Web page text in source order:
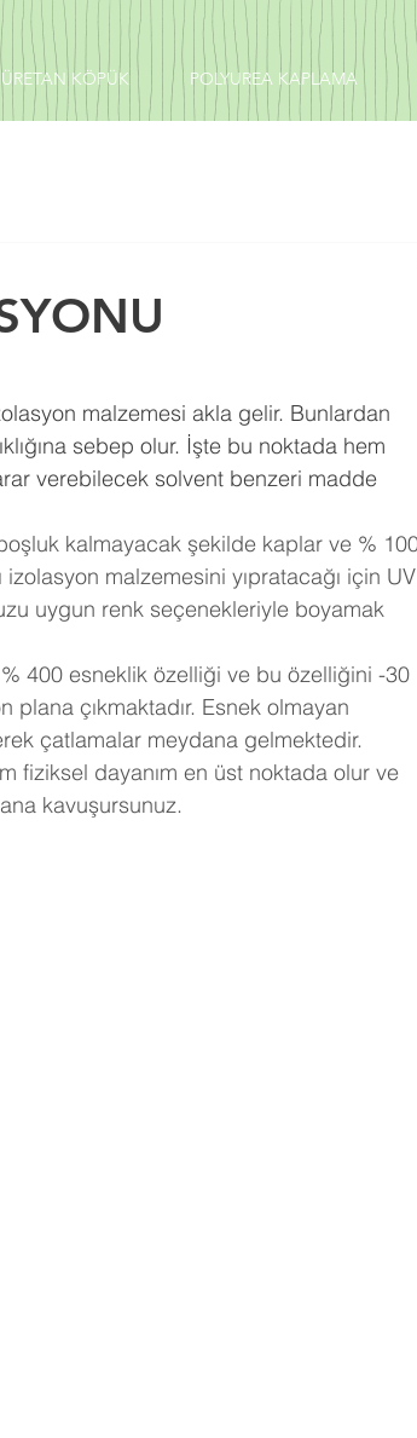
KÖPÜK POLYUREA KAPLAMA
malzemesi akla gelir. Bunlardan
sebep olur. İşte bu noktada hem
verebilecek solvent benzeri madde
izolasyon malzemesini yıpratacağı için UV
uygun renk seçenekleriyle boyamak
plana çıkmaktadır. Esnek olmayan
çatlamalar meydana gelmektedir.
fiziksel dayanım en üst noktada olur ve
kavuşursunuz.